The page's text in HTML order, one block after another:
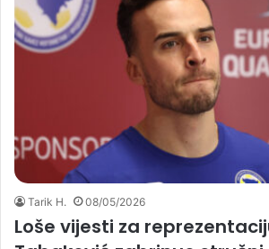
Tarik H. 08/05/2026
Loše vijesti za